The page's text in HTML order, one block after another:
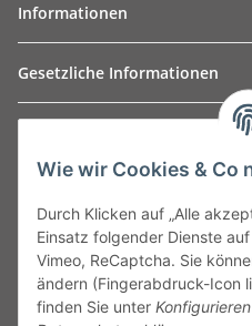
Informationen
Gesetzliche Informationen
Leibnizstraße 2a
Germany
Phone:+49 40 5287270
Fax:+49 40 5281050
Email:sales@tow-
Wie wir Cookies & Co
Durch Klicken auf „Alle
Einsatz folgender Dienste
Vimeo, ReCaptcha. Sie
ändern (Fingerabdruck-Icon
finden Sie unter Konfigurieren